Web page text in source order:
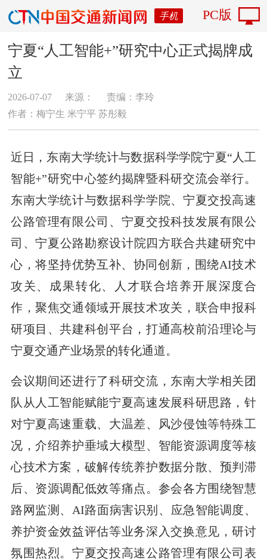
手机 PC版
宁夏“人工智能+”研究中心正式揭牌成
立
2026-07-07 来源：
责编：李玲
作者：梅宁生 米宁平 苏彤毅
近日，东南大学统计与数据科学学院宁夏“人工
智能+”研究中心签约揭牌暨科研交流会举行。
东南大学统计与数据科学学院、宁夏交投高速
公路管理有限公司、宁夏交投科技发展有限公
司、宁夏公路勘察设计院四方联合共建研究中
心，将坚持优势互补、协同创新，围绕AI技术
攻关、成果转化、人才联合培养开展深度合
作，聚焦交通领域开展技术攻关，联合申报科
研项目、共建科创平台，打通高校前沿理论与
宁夏交通产业场景的转化通道。
会议期间还进行了科研交流，东南大学相关团
队从人工智能赋能宁夏高速发展科研思路，针
对宁夏高速重载、大温差、风沙侵蚀等特殊工
况，介绍养护垂域大模型、智能资源调度等核
心技术方案，破解传统养护数据分散、预判滞
后、资源调配低效等痛点。参会各方围绕智慧
路网监测、AI路面病害识别、应急智能调度、
养护资金效益评估等业务深入交换意见，研讨
氛围热烈。宁夏交投高速公路管理有限公司表